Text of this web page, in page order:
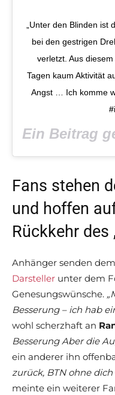
„Unter den Blinden ist
bei den gestrigen
verletzt. Aus
Tagen kaum Aktivität
Angst … Ich komme
Fans stehen
und hoffen
Rückkehr des
Anhänger senden dem
Darsteller unter dem
Genesungswünsche.
Besserung – ich hab
wohl scherzhaft an
Besserung Aber die
ein anderer ihn
zurück, BTN ohne
meinte ein weiterer